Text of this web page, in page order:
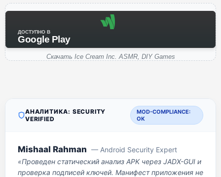
ДОСТУПНО В
Google Play
Скачать Ice Cream Inc. ASMR, DIY Games
АНАЛИТИКА: SECURITY
VERIFIED
MOD-COMPLIANCE:
OK
Mishaal Rahman — Android Security Expert
«Проведен статический анализ APK через JADX-GUI и
проверка подписей ключей. Манифест приложения не